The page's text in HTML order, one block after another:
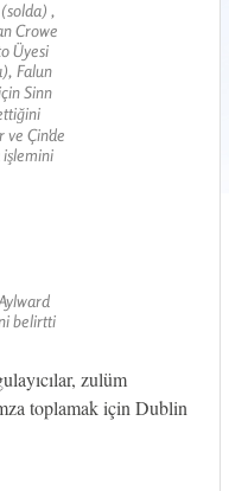
,
Crowe
Üyesi
Falun
Sinn
ve Çin'de
belirtti
zulüm
toplamak için Dublin